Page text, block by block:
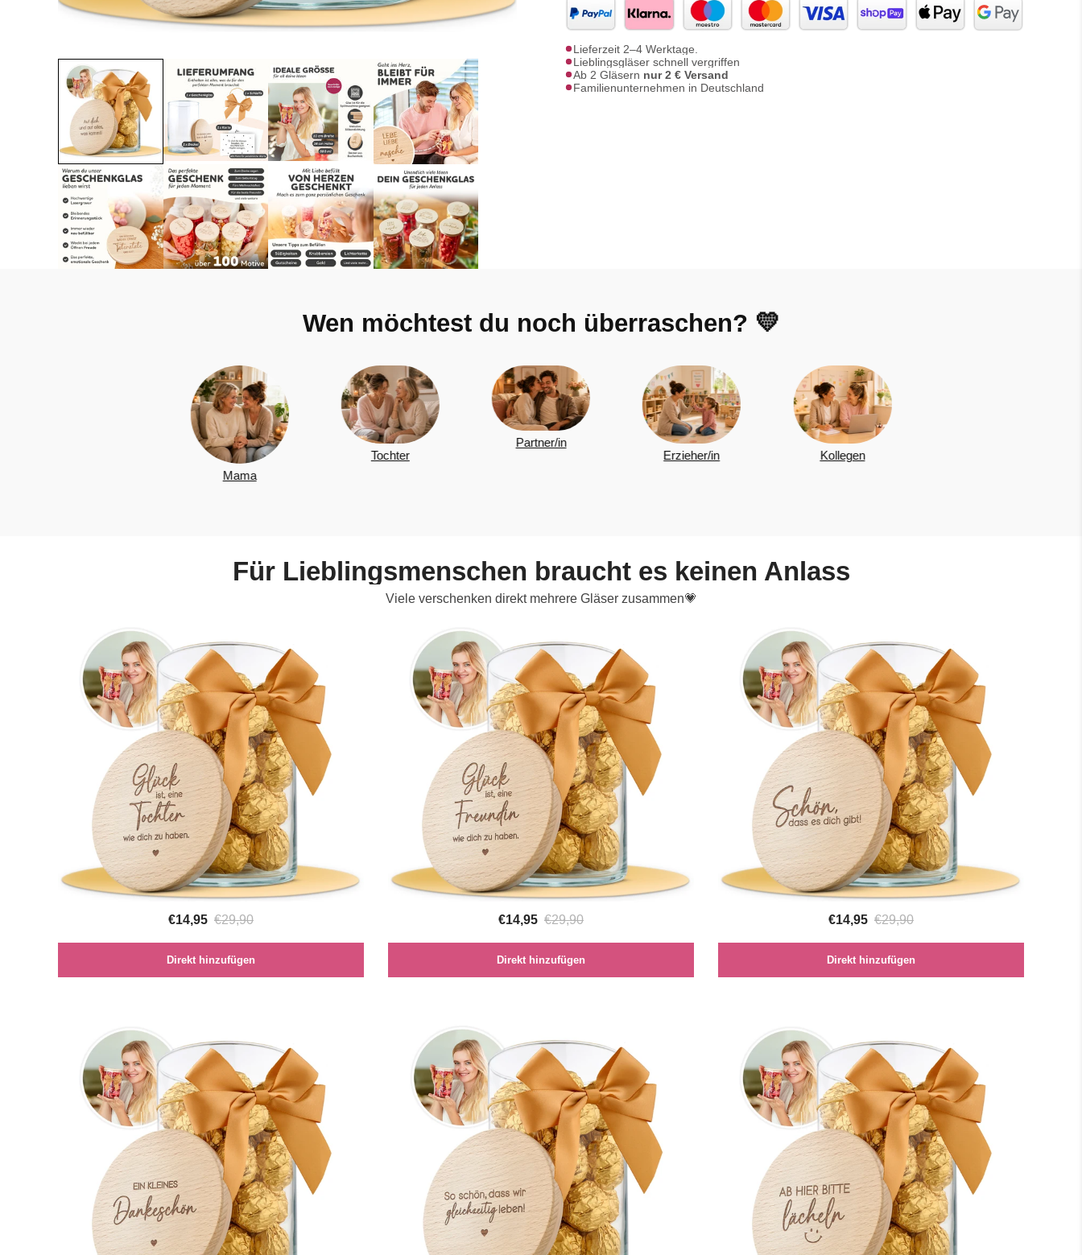
Lieferzeit 2–4 Werktage.
Lieblingsgläser schnell vergriffen
Ab 2 Gläsern nur 2 € Versand
Familienunternehmen in Deutschland
Wen möchtest du noch überraschen? 💛
Tochter
Partner/in
Kollegen Oma
Für Lieblingsmenschen braucht es keinen Anlass
Viele verschenken direkt mehrere Gläser zusammen💗
€14,95 €29,90
Direkt hinzufügen
€14,95 €29,90
Direkt hinzufügen
€14,95 €29,90
Direkt hinzufügen